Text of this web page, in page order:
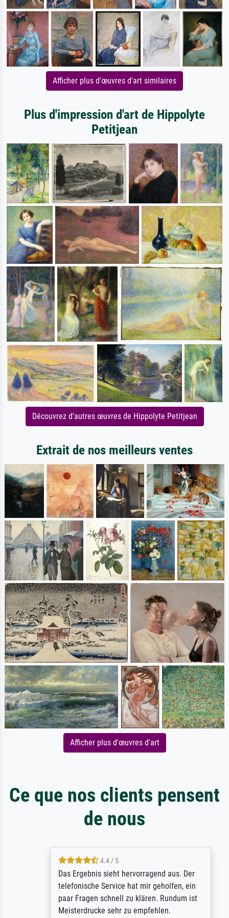
Afficher plus d'œuvres d'art similaires
Plus d'impression d'art de Hippolyte
Petitjean
Découvrez d'autres œuvres de Hippolyte Petitjean
Extrait de nos meilleurs ventes
Afficher plus d'œuvres d'art
Ce que nos clients pensent
de nous
4.4 / 5
Das Ergebnis sieht hervorragend aus. Der
telefonische Service hat mir geholfen, ein
paar Fragen schnell zu klären. Rundum ist
Meisterdrucke sehr zu empfehlen.